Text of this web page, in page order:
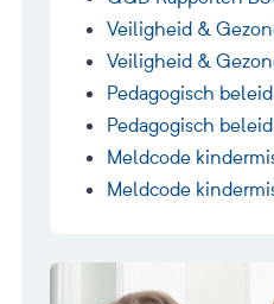
Veiligheid &
Veiligheid &
Pedagogisch
Pedagogisch
Meldcode
Meldcode